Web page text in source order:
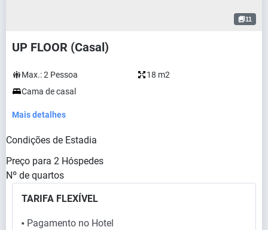
11
UP FLOOR (Casal)
Max.:2 Pessoa
18 m2
Cama de casal
Mais detalhes
Condições de Estadia
Preço para 2 Hóspedes
Nº de quartos
TARIFA FLEXÍVEL
⬤ Pagamento no Hotel